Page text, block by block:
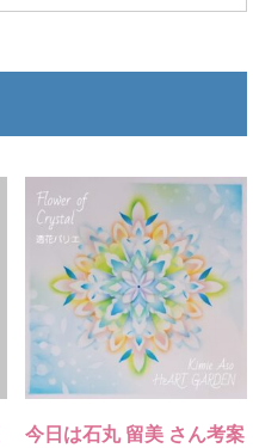
今日は石丸 留美 さん考案